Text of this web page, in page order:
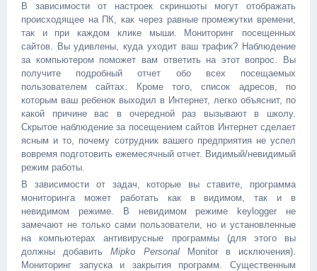
В зависимости от настроек скриншоты могут отображать
происходящее на ПК, как через равные промежутки времени,
так и при каждом клике мыши. Мониторинг посещенных
сайтов. Вы удивлены, куда уходит ваш трафик? Наблюдение
за компьютером поможет вам ответить на этот вопрос. Вы
получите подробный отчет обо всех посещаемых
пользователем сайтах. Кроме того, список адресов, по
которым ваш ребенок выходил в Интернет, легко объяснит, по
какой причине вас в очередной раз вызывают в школу.
Скрытое наблюдение за посещением сайтов Интернет сделает
ясным и то, почему сотрудник вашего предприятия не успел
вовремя подготовить ежемесячный отчет. Видимый/невидимый
режим работы.
В зависимости от задач, которые вы ставите, программа
мониторинга может работать как в видимом, так и в
невидимом режиме. В невидимом режиме keylogger не
замечают не только сами пользователи, но и установленные
на компьютерах антивирусные программы (для этого вы
должны добавитьMipko PersonalMonitor в исключения).
Мониторинг запуска и закрытия программ. Существенным